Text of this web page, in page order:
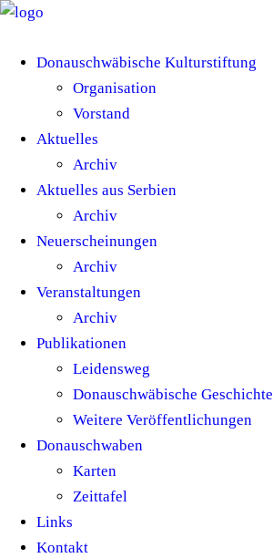
Donauschwäbische Kulturstiftung
Organisation
Vorstand
Aktuelles
Archiv
Aktuelles aus Serbien
Archiv
Neuerscheinungen
Archiv
Veranstaltungen
Archiv
Publikationen
Leidensweg
Donauschwäbische Geschichte
Weitere Veröffentlichungen
Donauschwaben
Karten
Zeittafel
Links
Kontakt